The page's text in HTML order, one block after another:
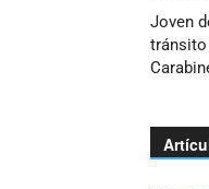
Joven
tránsito